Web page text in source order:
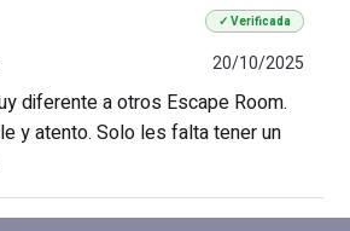
✓ Verificada
20/10/2025
diferente a otros Escape Room.
y atento. Solo les falta tener un